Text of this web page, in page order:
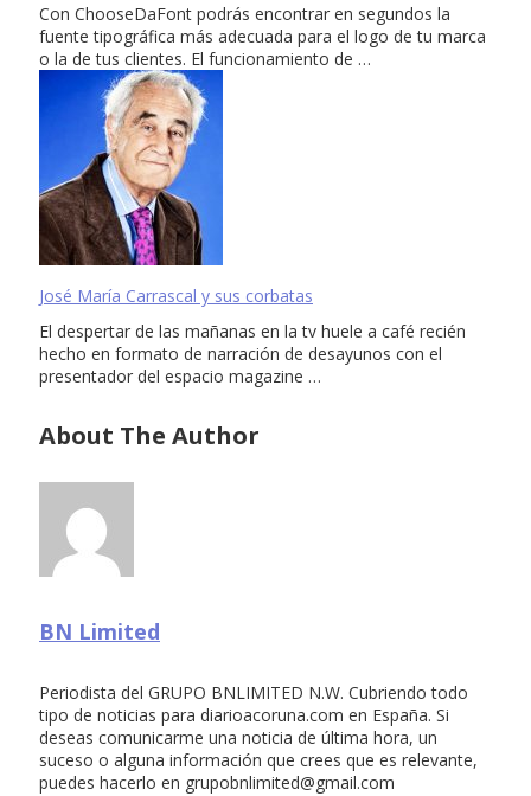
Con ChooseDaFont podrás encontrar en segundos la
fuente tipográfica más adecuada para el logo de tu marca
o la de tus clientes. El funcionamiento de …
José María Carrascal y sus corbatas
El despertar de las mañanas en la tv huele a café recién
hecho en formato de narración de desayunos con el
presentador del espacio magazine …
About The Author
BN Limited
Periodista del GRUPO BNLIMITED N.W. Cubriendo todo
tipo de noticias para diarioacoruna.com en España. Si
deseas comunicarme una noticia de última hora, un
suceso o alguna información que crees que es relevante,
puedes hacerlo en grupobnlimited@gmail.com